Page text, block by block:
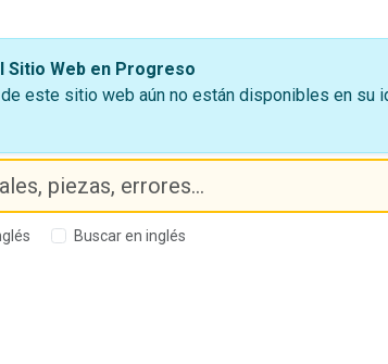
Sitio Web en Progreso
este sitio web aún no están disponibles en su
Buscar en inglés